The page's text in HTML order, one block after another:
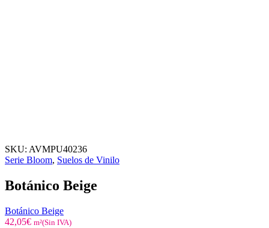
SKU: AVMPU40236
Serie Bloom, Suelos de Vinilo
Botánico Beige
Botánico Beige
42,05€ m²(Sin IVA)